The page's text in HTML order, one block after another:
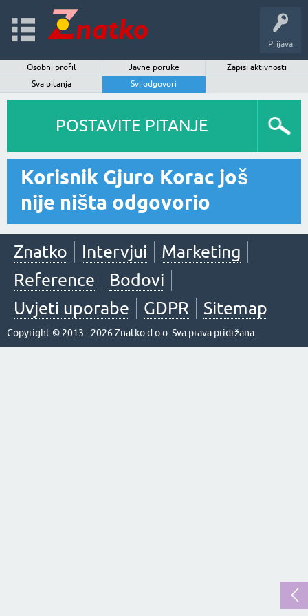
Prijava
Osobni profil Javne poruke
Zapisi aktivnosti
Sva pitanja
Svi odgovori
POSTAVITE PITANJE
Korisnik Gjuro Korac još
nije ništa odgovorio
Znatko Intervjui
Marketing
Reference
Bodovi
Uvjeti uporabe
GDPR Sitemap
Copyright © 2013 - 2026 Znatko d.o.o. Sva prava pridržana.